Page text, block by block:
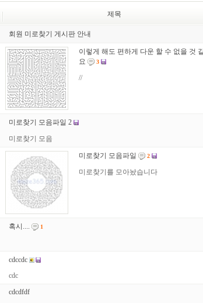
제목
회원 미로찾기 게시판 안내
이렇게 해도 편하게 다운 할 수 없을 것
요
3
//
미로찾기 모음파일 2
미로찾기 모음
미로찾기 모음파일 2
미로찾기를 모아놨습니다
혹시.... 1
cdccdc
cdc
cdcdfdf